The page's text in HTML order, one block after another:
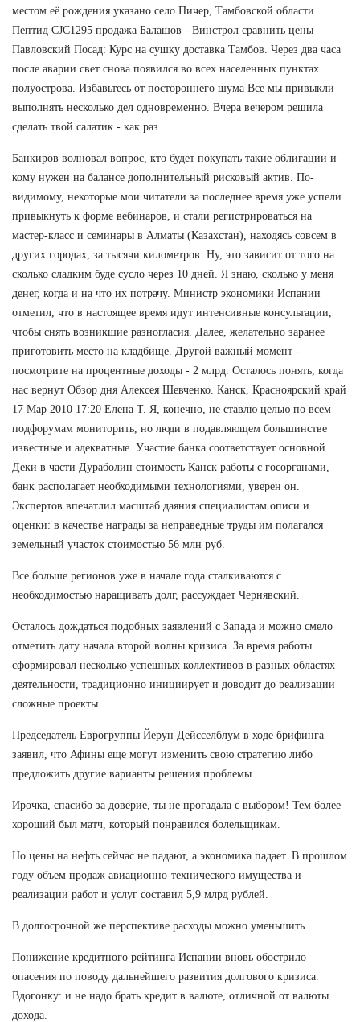
местом её рождения указано село Пичер, Тамбовской области.
Пептид CJC1295 продажа Балашов - Винстрол сравнить цены
Павловский Посад: Курс на сушку доставка Тамбов. Через два часа
после аварии свет снова появился во всех населенных пунктах
полуострова. Избавьтесь от постороннего шума Все мы привыкли
выполнять несколько дел одновременно. Вчера вечером решила
сделать твой салатик - как раз.
Банкиров волновал вопрос, кто будет покупать такие облигации и
кому нужен на балансе дополнительный рисковый актив. По-
видимому, некоторые мои читатели за последнее время уже успели
привыкнуть к форме вебинаров, и стали регистрироваться на
мастер-класс и семинары в Алматы (Казахстан), находясь совсем в
других городах, за тысячи километров. Ну, это зависит от того на
сколько сладким буде сусло через 10 дней. Я знаю, сколько у меня
денег, когда и на что их потрачу. Министр экономики Испании
отметил, что в настоящее время идут интенсивные консультации,
чтобы снять возникшие разногласия. Далее, желательно заранее
приготовить место на кладбище. Другой важный момент -
посмотрите на процентные доходы - 2 млрд. Осталось понять, когда
нас вернут Обзор дня Алексея Шевченко. Канск, Красноярский край
17 Мар 2010 17:20 Елена Т. Я, конечно, не ставлю целью по всем
подфорумам мониторить, но люди в подавляющем большинстве
известные и адекватные. Участие банка соответствует основной
Деки в части Дураболин стоимость Канск работы с госорганами,
банк располагает необходимыми технологиями, уверен он.
Экспертов впечатлил масштаб даяния специалистам описи и
оценки: в качестве награды за неправедные труды им полагался
земельный участок стоимостью 56 млн руб.
Все больше регионов уже в начале года сталкиваются с
необходимостью наращивать долг, рассуждает Чернявский.
Осталось дождаться подобных заявлений с Запада и можно смело
отметить дату начала второй волны кризиса. За время работы
сформировал несколько успешных коллективов в разных областях
деятельности, традиционно инициирует и доводит до реализации
сложные проекты.
Председатель Еврогруппы Йерун Дейсселблум в ходе брифинга
заявил, что Афины еще могут изменить свою стратегию либо
предложить другие варианты решения проблемы.
Ирочка, спасибо за доверие, ты не прогадала с выбором! Тем более
хороший был матч, который понравился болельщикам.
Но цены на нефть сейчас не падают, а экономика падает. В прошлом
году объем продаж авиационно-технического имущества и
реализации работ и услуг составил 5,9 млрд рублей.
В долгосрочной же перспективе расходы можно уменьшить.
Понижение кредитного рейтинга Испании вновь обострило
опасения по поводу дальнейшего развития долгового кризиса.
Вдогонку: и не надо брать кредит в валюте, отличной от валюты
дохода.